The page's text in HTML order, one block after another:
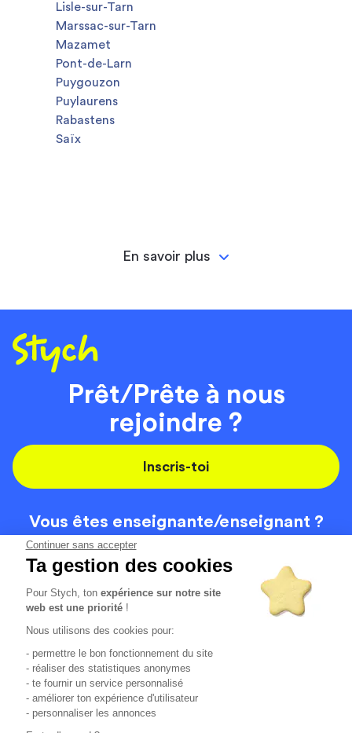
Continuer sans accepter
Ta gestion des cookies
Pour Stych, tonexpérience sur notre site
web est une priorité !
Nous utilisons des cookies pour:
- permettre le bon fonctionnement du site
- réaliser des statistiques anonymes
- te fournir un service personnalisé
- améliorer ton expérience d'utilisateur
- personnaliser les annonces
Lisle-sur-Tarn
Marssac-sur-Tarn
Mazamet
Pont-de-Larn
Puygouzon
Puylaurens
Rabastens
Saïx
En savoir plus
Prêt/Prête à nous
rejoindre ?
Inscris-toi
Vous êtes enseignante/enseignant ?
On recrute
Code de la route
Localisation
Contact
Tous les avis clients4.6/5 (51125 avis publiés)